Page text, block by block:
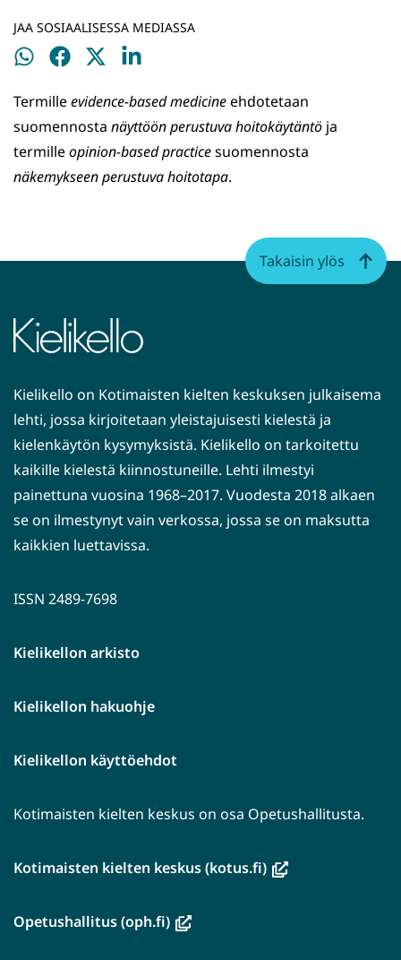
JAA SOSIAALISESSA MEDIASSA
Jaa
Jaa
Jaa
Jaa
Termilleevidence-based medicineehdotetaan
suomennosta näyttöön perustuva hoitokäytäntö ja
termilleopinion-based practicesuomennosta
näkemykseen perustuva hoitotapa.
Kielikello on Kotimaisten kielten keskuksen julkaisema
lehti, jossa kirjoitetaan yleistajuisesti kielestä ja
kielenkäytön kysymyksistä. Kielikello on tarkoitettu
kaikille kielestä kiinnostuneille. Lehti ilmestyi
painettuna vuosina 1968–2017. Vuodesta 2018 alkaen
se on ilmestynyt vain verkossa, jossa se on maksutta
kaikkien luettavissa.
ISSN 2489-7698
Kielikellon arkisto
Kielikellon hakuohje
Kielikellon käyttöehdot
Kotimaisten kielten keskus on osa Opetushallitusta.
Kotimaisten kielten keskus (kotus.fi)(avautuu
Opetushallitus (oph.fi)(avautuu
Takaisin ylös